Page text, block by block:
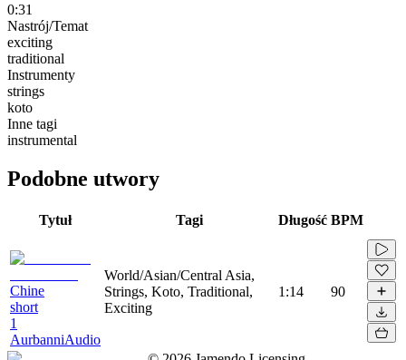
0:31
Nastrój/Temat
exciting
traditional
Instrumenty
strings
koto
Inne tagi
instrumental
Podobne utwory
Tytuł Tagi Długość BPM
Chine
short
1
AurbanniAudio
World/Asian/Central Asia,
Strings, Koto, Traditional,
Exciting
1:14 90